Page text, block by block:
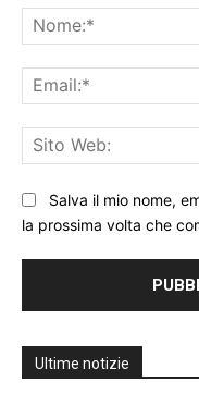
Salva il mio nome,
la prossima volta che
Ultime notizie